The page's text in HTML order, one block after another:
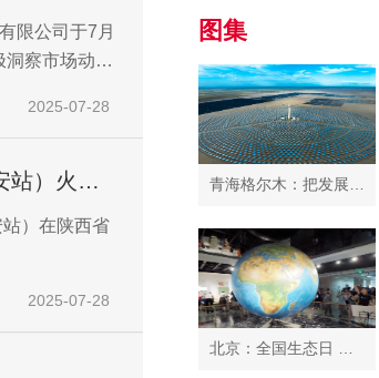
限公司于7月
洞察市场动
2025-07-28
站）火热
）在陕西省
2025-07-28
图集